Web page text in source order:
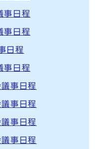
事日程
事日程
日程
事日程
事日程
事日程
事日程
事日程